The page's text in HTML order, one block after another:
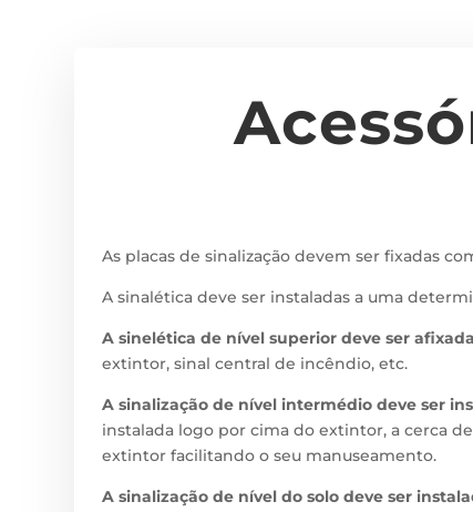
As placas de sinalização devem ser fixadas
A sinalética deve ser instaladas a uma
A sinelética de nível superior deve ser
extintor, sinal central de incêndio, etc.
A sinalização de nível intermédio deve ser
instalada logo por cima do extintor, a cerca
extintor facilitando o seu manuseamento.
A sinalização de nível do solo deve ser